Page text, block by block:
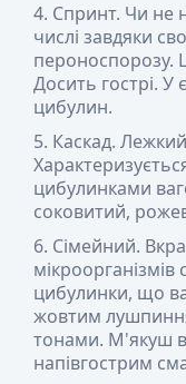
Спринт. Чи не
числі завдяки
пероноспорозу.
Досить гострі. У
цибулин.
Каскад.
цибулинками
соковитий,
Сімейний.
мікроорганізмів
цибулинки, що
жовтим
тонами. М'якуш
напівгострим